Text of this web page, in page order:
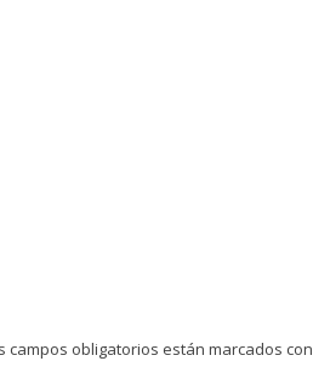
campos obligatorios están marcados con